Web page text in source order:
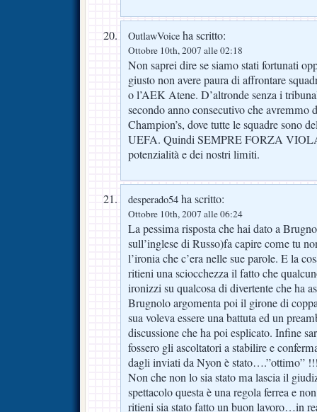
OutlawVoice ha scritto:
Ottobre 10th, 2007 alle 02:18
Non saprei dire se siamo stati fortunati
giusto non avere paura di affrontare
o l’AEK Atene. D’altronde senza i
secondo anno consecutivo che avremmo
Champion’s, dove tutte le squadre sono
UEFA. Quindi SEMPRE FORZA
potenzialità e dei nostri limiti.
desperado54 ha scritto:
Ottobre 10th, 2007 alle 06:24
La pessima risposta che hai dato a
sull’inglese di Russo)fa capire come tu
l’ironia che c’era nelle sue parole. E la
ritieni una sciocchezza il fatto che
ironizzi su qualcosa di divertente che ha
Brugnolo argomenta poi il girone di
sua voleva essere una battuta ed un
discussione che ha poi esplicato. Infine
fossero gli ascoltatori a stabilire e
dagli inviati da Nyon è stato….”ottimo”
Non che non lo sia stato ma lascia il
spettacolo questa è una regola ferrea e
ritieni sia stato fatto un buon lavoro…in